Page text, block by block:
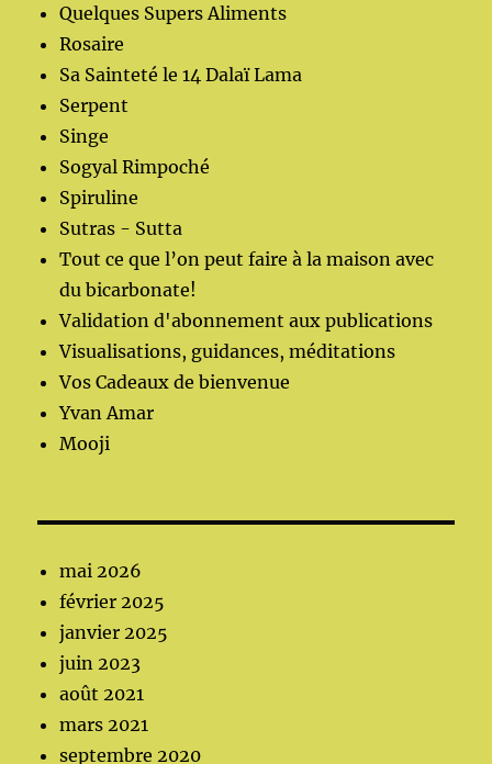
Quelques Supers Aliments
Rosaire
Sa Sainteté le 14 Dalaï Lama
Serpent
Singe
Sogyal Rimpoché
Spiruline
Sutras - Sutta
Tout ce que l’on peut faire à la maison avec
du bicarbonate!
Validation d'abonnement aux publications
Visualisations, guidances, méditations
Vos Cadeaux de bienvenue
Yvan Amar
Mooji
mai 2026
février 2025
janvier 2025
juin 2023
août 2021
mars 2021
septembre 2020